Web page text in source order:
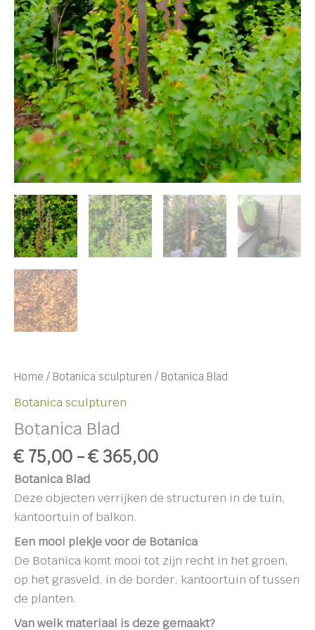
Home / Botanica sculpturen / Botanica Blad
Botanica sculpturen
Botanica Blad
€ 75,00 -€ 365,00
Botanica Blad
Deze objecten verrijken de structuren in de tuin,
kantoortuin of balkon.
Een mooi plekje voor de Botanica
De Botanica komt mooi tot zijn recht in het groen,
op het grasveld, in de border, kantoortuin of tussen
de planten.
Van welk materiaal is deze gemaakt?